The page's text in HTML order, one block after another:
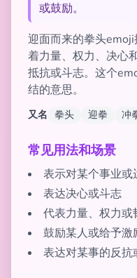
或鼓励。
迎面而来的拳头
着力量、权力、决心
抵抗或斗志。这个
结的意思。
又名 拳头 迎拳 冲
常见用法和场景
表示对某个事业
表达决心或斗志
代表力量、权力或
鼓励某人或给予激
表达对某事的反抗